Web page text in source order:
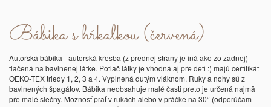
Bábika s hŕkalkou (červená)
Autorská bábika - autorská kresba (z prednej strany je iná ako zo zadnej)
tlačená na bavlnenej látke. Potlač látky je vhodná aj pre deti :) majú certifikát
OEKO-TEX triedy 1, 2, 3 a 4. Vyplnená dutým vláknom. Ruky a nohy sú z
bavlnených špagátov. Bábika neobsahuje malé časti preto je určená najmä
pre malé slečny. Možnosť prať v rukách alebo v práčke na 30° (odporúčam